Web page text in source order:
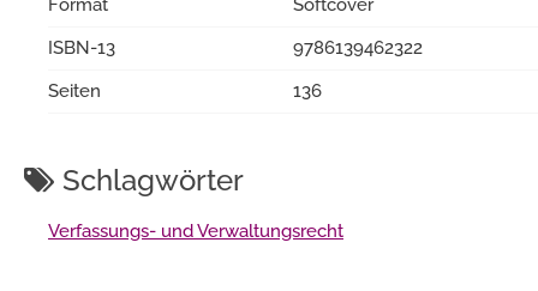
Format
Softcover
ISBN-13
9786139462322
Seiten
136
Schlagwörter
Verfassungs- und Verwaltungsrecht